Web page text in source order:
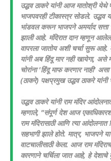
उद्धव ठाकरे यांनी आज मातोश्री येथे
भाजपवरही टीकास्त्र सोडले. उद्धव
भांडवल करून भाजपने अमर्याद सत्ता
झाली आहे. मंदिरात दान म्हणून
वापरला जातोय अशी चर्चा सुरू आहे.
यांनी अब हिंदू मार नही खायेगा, असे
चोरांना 'हिंदू माफ करणार नाही'
(ठाकरे) पक्षप्रमुख उद्धव ठाकरे
उद्धव ठाकरे यांनी राम मंदिर
म्हणाले, "संपूर्ण देश आज
राम मंदिरासाठी आणि त्या
सहभागी झाले होते. मात्र, भाजपने
वाटचालीसाठी केला. आज राम
कारणाने चर्चिला जात आहे, हे देशाचे